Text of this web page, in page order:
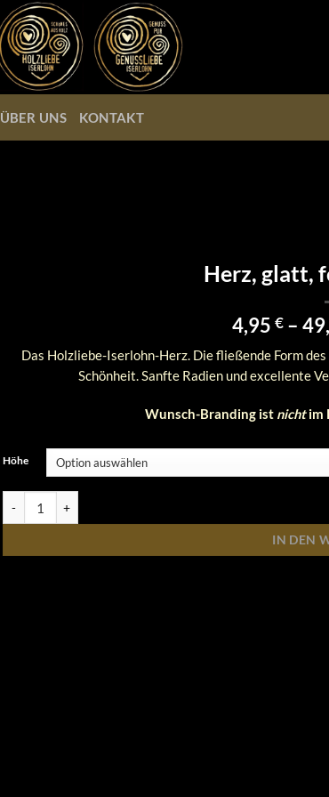
ÜBER UNS KONTAKT
Herz, glatt,
4,95 € –
Das Holzliebe-Iserlohn-Herz. Die fließende Form
Schönheit. Sanfte Radien und excellente
Wunsch-Branding ist nichtim
Höhe
IN DEN